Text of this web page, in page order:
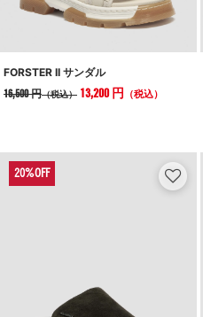
FORSTER II サンダル
16,500 円（税込） 13,200 円 （税込）